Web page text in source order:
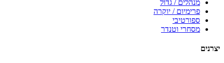
מנהלים / גדול
פרימיום / יוקרה
ספורטיבי
מסחרי וטנדר
יצרנים